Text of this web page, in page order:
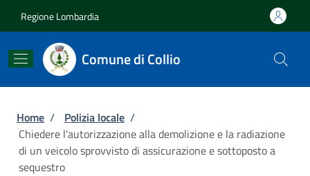
Regione Lombardia
Comune di Collio
Briciole di pane
Home / Polizia locale /
Chiedere l'autorizzazione alla demolizione e la radiazione
di un veicolo sprovvisto di assicurazione e sottoposto a
sequestro